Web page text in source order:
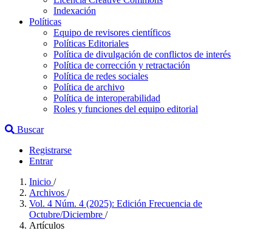
Indexación
Políticas
Equipo de revisores científicos
Políticas Editoriales
Política de divulgación de conflictos de interés
Política de corrección y retractación
Política de redes sociales
Política de archivo
Política de interoperabilidad
Roles y funciones del equipo editorial
Buscar
Registrarse
Entrar
Inicio /
Archivos /
Vol. 4 Núm. 4 (2025): Edición Frecuencia de
Octubre/Diciembre /
Artículos